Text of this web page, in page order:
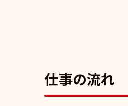
仕事の流れ